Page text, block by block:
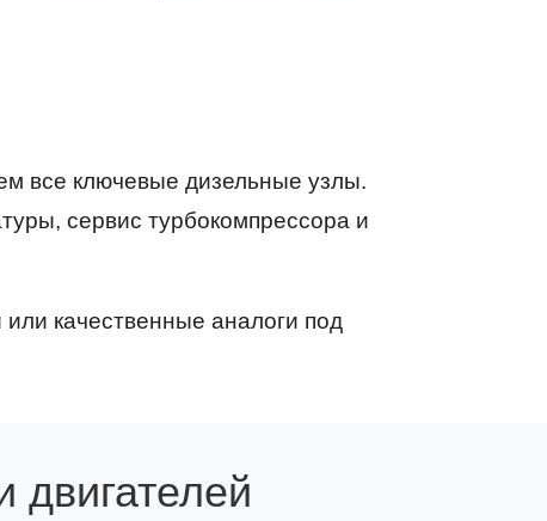
все ключевые дизельные узлы.
сервис турбокомпрессора и
качественные аналоги под
двигателей